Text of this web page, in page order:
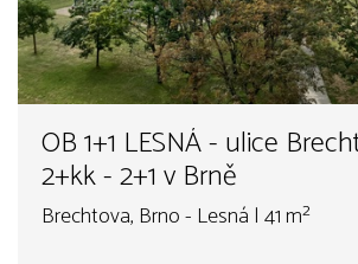
OB 1+1 LESNÁ - ulice
2+kk - 2+1 v Brně
Brechtova, Brno - Lesná | 41 m²